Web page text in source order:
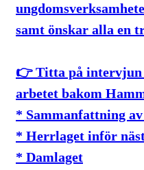
samt önskar alla en
👉 Titta på intervjun
arbetet bakom
* Sammanfattning av
* Herrlaget inför
* Damlaget